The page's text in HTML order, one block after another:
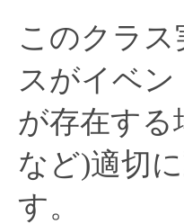
このクラ
スがイベ
が存在する
など)適切
す。